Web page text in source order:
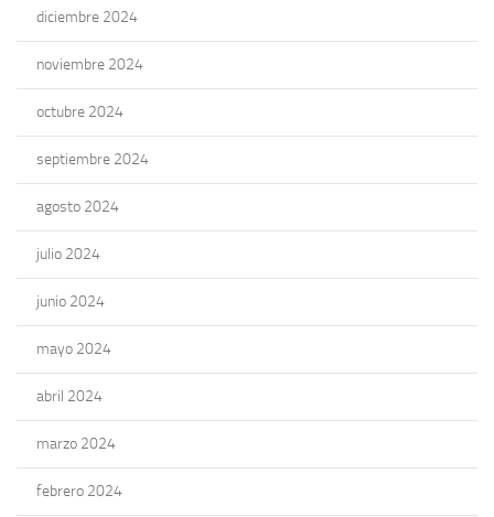
diciembre 2024
noviembre 2024
octubre 2024
septiembre 2024
agosto 2024
julio 2024
junio 2024
mayo 2024
abril 2024
marzo 2024
febrero 2024